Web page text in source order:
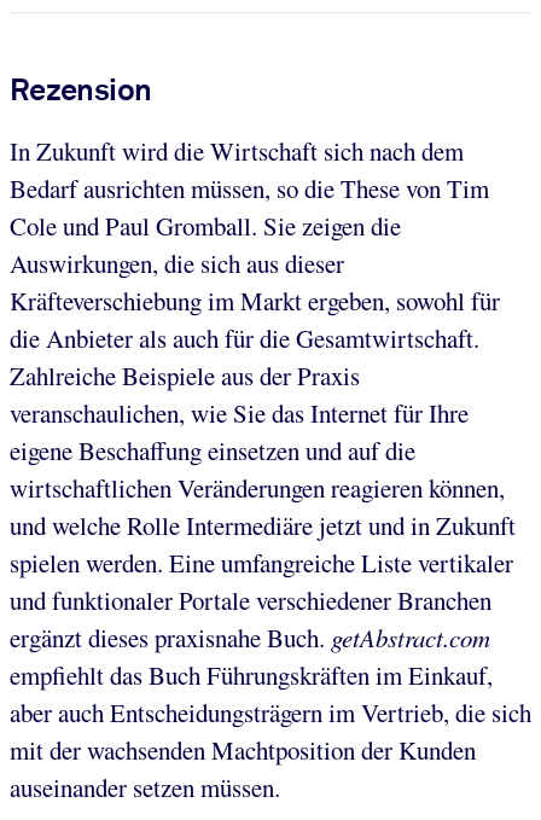
Rezension
In Zukunft wird die Wirtschaft sich nach dem
Bedarf ausrichten müssen, so die These von Tim
Cole und Paul Gromball. Sie zeigen die
Auswirkungen, die sich aus dieser
Kräfteverschiebung im Markt ergeben, sowohl für
die Anbieter als auch für die Gesamtwirtschaft.
Zahlreiche Beispiele aus der Praxis
veranschaulichen, wie Sie das Internet für Ihre
eigene Beschaffung einsetzen und auf die
wirtschaftlichen Veränderungen reagieren können,
und welche Rolle Intermediäre jetzt und in Zukunft
spielen werden. Eine umfangreiche Liste vertikaler
und funktionaler Portale verschiedener Branchen
ergänzt dieses praxisnahe Buch. getAbstract.com
empfiehlt das Buch Führungskräften im Einkauf,
aber auch Entscheidungsträgern im Vertrieb, die sich
mit der wachsenden Machtposition der Kunden
auseinander setzen müssen.